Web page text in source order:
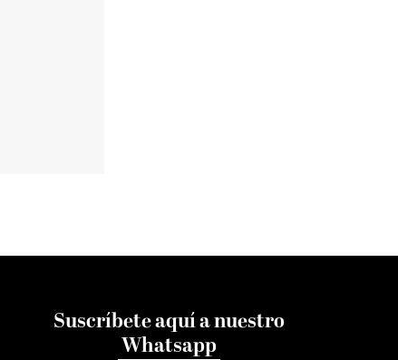
Suscríbete aquí a nuestro
Whatsapp